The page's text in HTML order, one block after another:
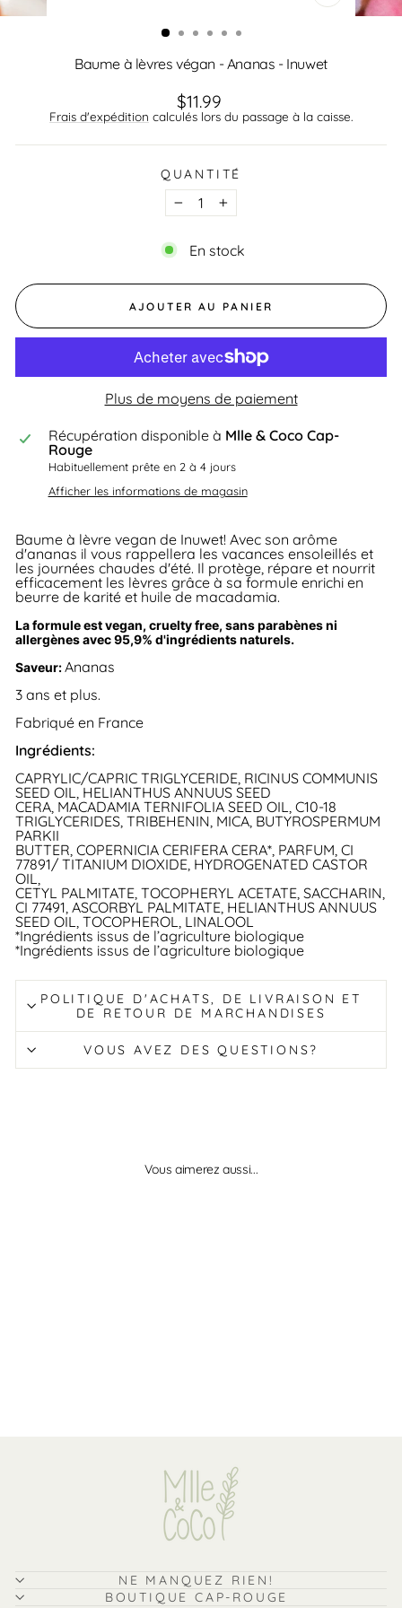
FERMER
(ESC)
Baume à lèvres végan - Ananas - Inuwet
Prix
régulier
$11.99
Frais d'expédition calculés lors du passage à la caisse.
QUANTITÉ
− +
En stock
AJOUTER AU PANIER
Plus de moyens de paiement
Récupération disponible à Mlle & Coco Cap-
Rouge
Habituellement prête en 2 à 4 jours
Afficher les informations de magasin
Baume à lèvre vegan de Inuwet! Avec son arôme
d'ananas il vous rappellera les vacances ensoleillés et
les journées chaudes d'été. Il protège, répare et nourrit
efficacement les lèvres grâce à sa formule enrichi en
beurre de karité et huile de macadamia.
La formule est vegan, cruelty free, sans parabènes ni
allergènes avec 95,9% d'ingrédients naturels.
Saveur:Ananas
3 ans et plus.
Fabriqué en France
Ingrédients:
CAPRYLIC/CAPRIC TRIGLYCERIDE, RICINUS COMMUNIS
SEED OIL, HELIANTHUS ANNUUS SEED
CERA, MACADAMIA TERNIFOLIA SEED OIL, C10-18
TRIGLYCERIDES, TRIBEHENIN, MICA, BUTYROSPERMUM
PARKII
BUTTER, COPERNICIA CERIFERA CERA*, PARFUM, CI
77891/ TITANIUM DIOXIDE, HYDROGENATED CASTOR
OIL,
CETYL PALMITATE, TOCOPHERYL ACETATE, SACCHARIN,
CI 77491, ASCORBYL PALMITATE, HELIANTHUS ANNUUS
SEED OIL, TOCOPHEROL, LINALOOL
*Ingrédients issus de l’agriculture biologique
*Ingrédients issus de l’agriculture biologique
POLITIQUE D'ACHATS, DE LIVRAISON ET
DE RETOUR DE MARCHANDISES
VOUS AVEZ DES QUESTIONS?
Vous aimerez aussi...
NE MANQUEZ RIEN!
BOUTIQUE CAP-ROUGE